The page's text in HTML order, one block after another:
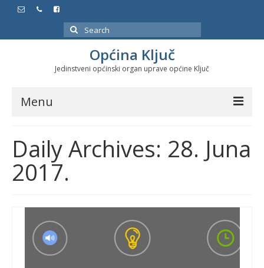
Search
for:
Općina Ključ
Jedinstveni općinski organ uprave općine Ključ
Menu
Službeni glasnici
Javne nabavke
Značajni datumi i manifestacije
Program energetske efikasnosti u stambenom
sektoru
Daily Archives: 28. Juna
2017.